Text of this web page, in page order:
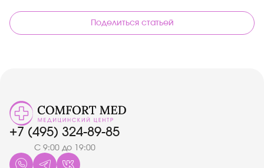
Поделиться статьей
+7 (495) 324-89-85
С 9:00 до 19:00